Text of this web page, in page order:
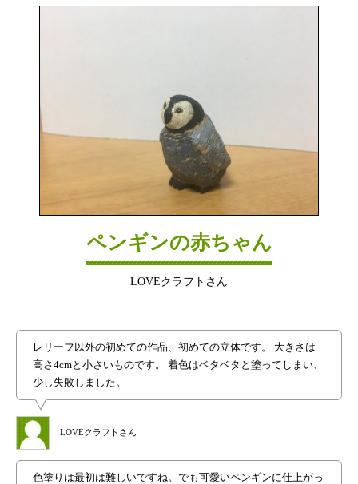
ペンギンの赤ちゃん
LOVEクラフトさん
LOVEクラフトさん
レリーフ以外の初めての作品、初めての立体です。 大きさは
高さ4cmと小さいものです。 着色はベタベタと塗ってしまい、
少し失敗しました。
色塗りは最初は難しいですね。でも可愛いペンギンに仕上がっ